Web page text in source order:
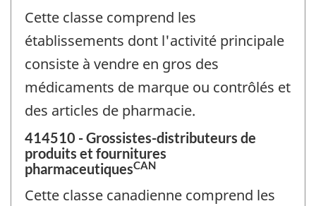
Cette classe comprend les
établissements dont l'activité principale
consiste à vendre en gros des
médicaments de marque ou contrôlés et
des articles de pharmacie.
414510 - Grossistes-distributeurs de
produits et fournitures
pharmaceutiquesCAN
Cette classe canadienne comprend les